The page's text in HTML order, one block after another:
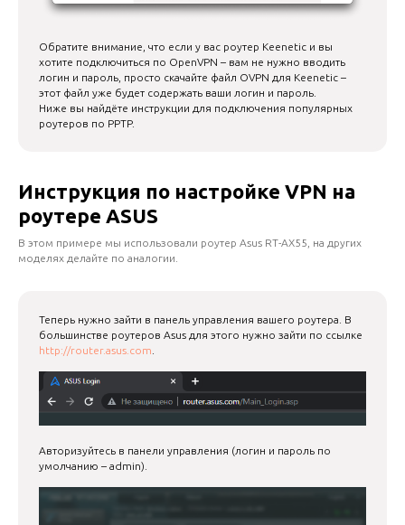
Обратите внимание, что если у вас роутер Keenetic и вы
хотите подключиться по OpenVPN – вам не нужно вводить
логин и пароль, просто скачайте файл OVPN для Keenetic –
этот файл уже будет содержать ваши логин и пароль.
Ниже вы найдёте инструкции для подключения популярных
роутеров по PPTP.
Инструкция по настройке VPN на
роутере ASUS
В этом примере мы использовали роутер Asus RT-AX55, на других
моделях делайте по аналогии.
Теперь нужно зайти в панель управления вашего роутера. В
большинстве роутеров Asus для этого нужно зайти по ссылке
http://router.asus.com
Авторизуйтесь в панели управления (логин и пароль по
умолчанию – admin).